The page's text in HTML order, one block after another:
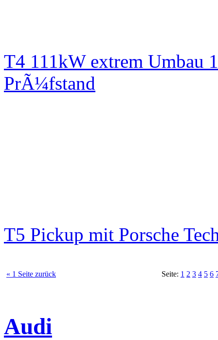
T4 111kW extrem Umbau
PrÃ¼fstand
T5 Pickup mit Porsche
« 1 Seite zurück Seite: 1 2 3 4 5 6
Audi